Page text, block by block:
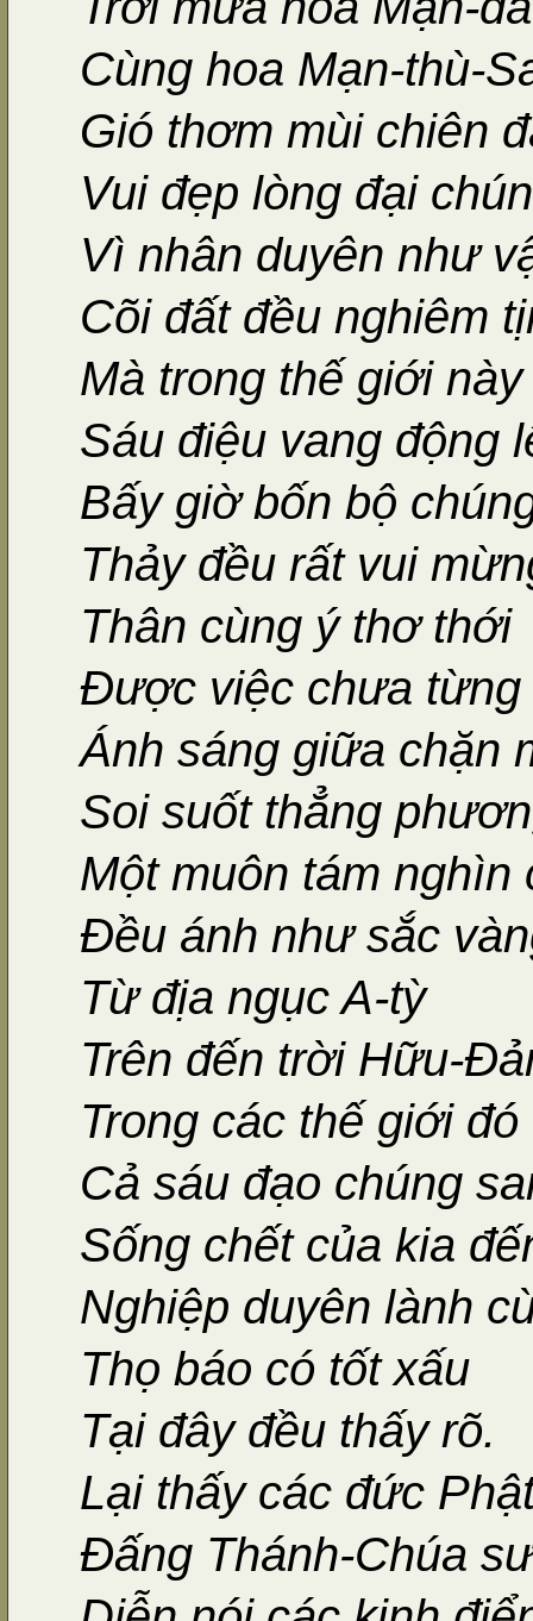
Cùng hoa Mạn-thù-
Gió thơm mùi chiên
Vui đẹp lòng đại
Vì nhân duyên như
Cõi đất đều nghiêm
Mà trong thế giới này
Sáu điệu vang động
Bấy giờ bốn bộ
Thảy đều rất vui
Thân cùng ý thơ thới
Được việc chưa từng
Ánh sáng giữa chặn
Soi suốt thẳng
Một muôn tám nghìn
Đều ánh như sắc
Từ địa ngục A-tỳ
Trên đến trời Hữu-
Trong các thế giới đó
Cả sáu đạo chúng
Sống chết của kia
Nghiệp duyên lành
Thọ báo có tốt xấu
Tại đây đều thấy rõ.
Lại thấy các đức
Đấng Thánh-Chúa